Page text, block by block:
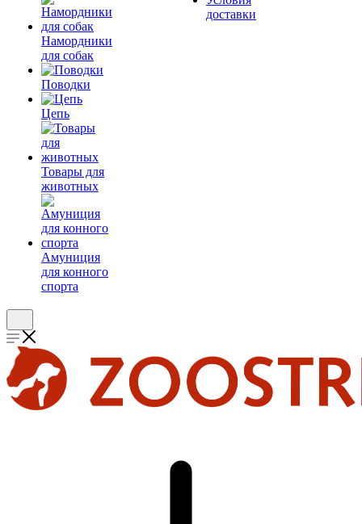
Намордники
для собак
Поводки
Цепь
Товары для
животных
Амуниция
для конного
спорта
доставки